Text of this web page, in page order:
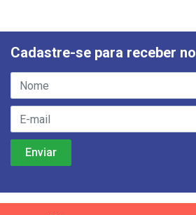
Cadastre-se para receber